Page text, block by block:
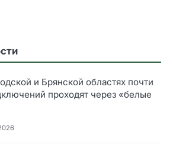
и Брянской областях почти
проходят через «белые